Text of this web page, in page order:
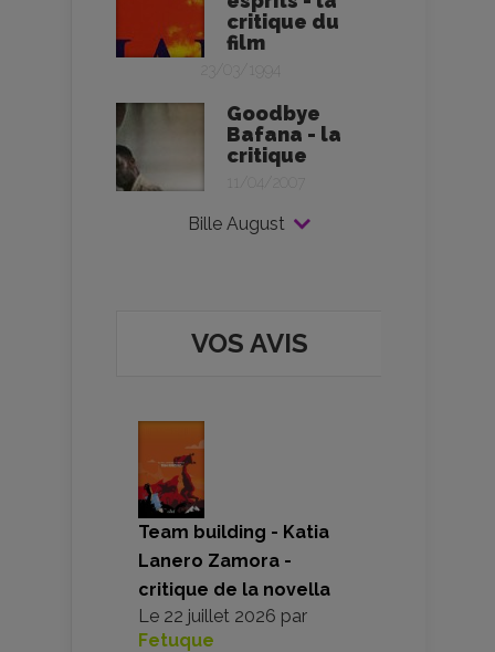
critique du
film
23/03/1994
Goodbye
Bafana - la
critique
11/04/2007
Bille August
VOS AVIS
Team building - Katia
Lanero Zamora -
critique de la novella
Le 22 juillet 2026 par
Fetuque